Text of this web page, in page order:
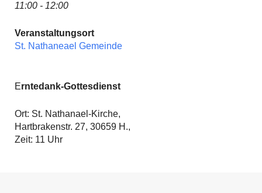
11:00 - 12:00
Veranstaltungsort
St. Nathaneael Gemeinde
Erntedank-Gottesdienst
Ort: St. Nathanael-Kirche,
Hartbrakenstr. 27, 30659 H.,
Zeit: 11 Uhr